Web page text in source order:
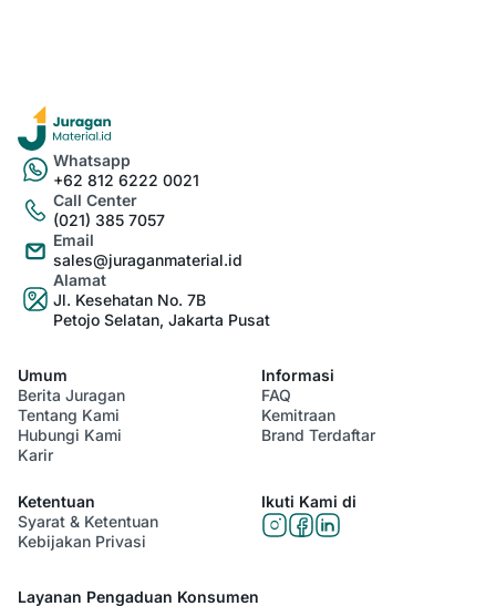
Whatsapp
+62 812 6222 0021
Call Center
(021) 385 7057
Email
sales@juraganmaterial.id
Alamat
Jl. Kesehatan No. 7B
Petojo Selatan, Jakarta Pusat
Umum
Berita Juragan
Tentang Kami
Hubungi Kami
Karir
Informasi
FAQ
Kemitraan
Brand Terdaftar
Ketentuan
Syarat & Ketentuan
Kebijakan Privasi
Ikuti Kami di
Layanan Pengaduan Konsumen